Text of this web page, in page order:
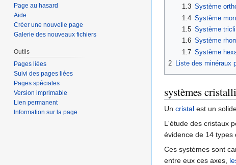
1.3 Système
1.4 Système
1.5 Système
1.6 Système
1.7 Système
2
Liste des
systèmes
Un cristal est un
L'étude des cristaux
évidence de 14 types
Ces systèmes sont
entre eux ces axes,
Page au hasard
Aide
Créer une nouvelle page
Galerie des nouveaux fichiers
Outils
Pages liées
Suivi des pages liées
Pages spéciales
Version imprimable
Lien permanent
Information sur la page